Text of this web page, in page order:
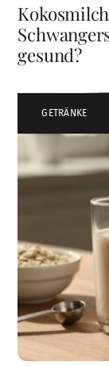
gesund?
GETRÄNKE